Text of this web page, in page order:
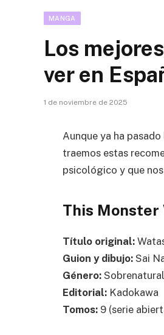
MANGA
Los
ver en
1 de noviembre de 2025
Aunque ya ha
traemos estas
psicológico y que
This Monster
Título original:
Guion y dibujo: Sai
Género:
Editorial: Kadokawa
Tomos: 9 (serie